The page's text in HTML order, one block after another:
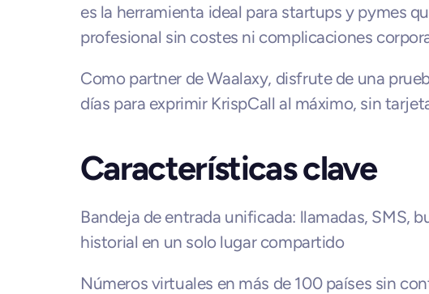
es la herramienta ideal para startups y pymes
profesional sin costes ni complicaciones
Como partner de Waalaxy, disfrute de una
días para exprimir KrispCall al máximo, sin
Características clave
Bandeja de entrada unificada: llamadas, SMS,
historial en un solo lugar compartido
Números virtuales en más de 100 países sin